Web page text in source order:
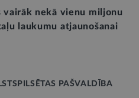
vairāk nekā vienu miljonu
laukumu atjaunošanai
PAŠVALDĪBA